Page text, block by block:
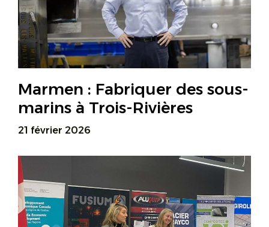
Marmen : Fabriquer des sous-
marins à Trois-Rivières
21 février 2026